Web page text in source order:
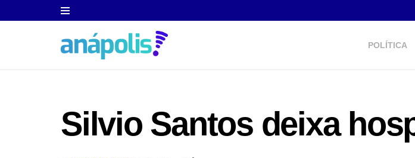
POLÍTICA
Silvio Santos deixa